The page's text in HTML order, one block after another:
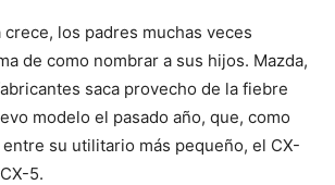
crece, los padres muchas veces
de como nombrar a sus hijos. Mazda,
saca provecho de la fiebre
modelo el pasado año, que, como
su utilitario más pequeño, el CX-
5.